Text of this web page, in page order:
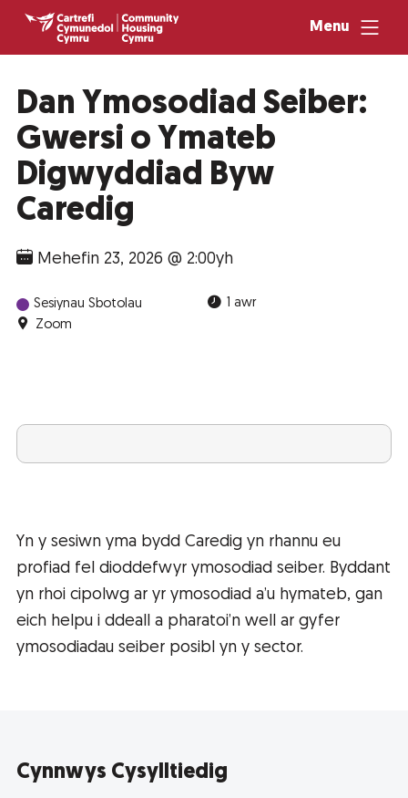
Menu
Dan Ymosodiad Seiber:
Gwersi o Ymateb
Digwyddiad Byw
Caredig
Mehefin 23, 2026 @ 2:00yh
Sesiynau Sbotolau
1 awr
Zoom
Yn y sesiwn yma bydd Caredig yn rhannu eu
profiad fel dioddefwyr ymosodiad seiber. Byddant
yn rhoi cipolwg ar yr ymosodiad a’u hymateb, gan
eich helpu i ddeall a pharatoi’n well ar gyfer
ymosodiadau seiber posibl yn y sector.
Cynnwys Cysylltiedig